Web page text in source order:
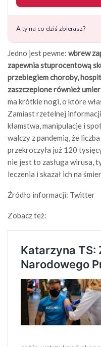
Jedno jest pewne: wbrew
zapewnia stuprocentową
przebiegiem choroby,
zaszczepione również
ma krótkie nogi, o które
Zamiast rzetelnej
kłamstwa, manipulacje i
walczy z pandemią, że
przekroczyła już 120
nie jest to zasługa wirusa,
leczenia i skazał ich na
Źródło informacji: Twitter
Zobacz też: